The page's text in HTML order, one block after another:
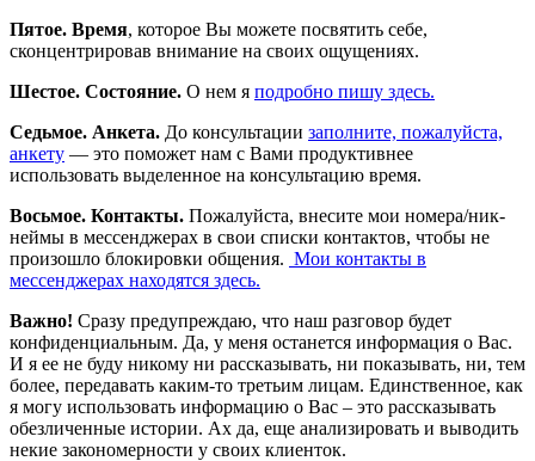
Пятое. Время, которое Вы можете посвятить себе,
сконцентрировав внимание на своих ощущениях.
Шестое. Состояние. О нем я подробно пишу здесь.
Седьмое. Анкета. До консультации заполните, пожалуйста,
анкету — это поможет нам с Вами продуктивнее
использовать выделенное на консультацию время.
Восьмое. Контакты. Пожалуйста, внесите мои номера/ник-
неймы в мессенджерах в свои списки контактов, чтобы не
произошло блокировки общения. Мои контакты в
мессенджерах находятся здесь.
Важно! Сразу предупреждаю, что наш разговор будет
конфиденциальным. Да, у меня останется информация о Вас.
И я ее не буду никому ни рассказывать, ни показывать, ни, тем
более, передавать каким-то третьим лицам. Единственное, как
я могу использовать информацию о Вас – это рассказывать
обезличенные истории. Ах да, еще анализировать и выводить
некие закономерности у своих клиенток.